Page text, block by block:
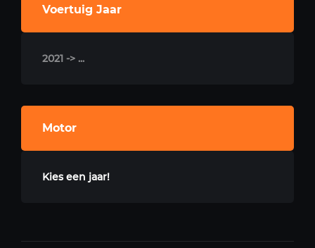
Voertuig Jaar
2021 -> ...
Motor
Kies een jaar!